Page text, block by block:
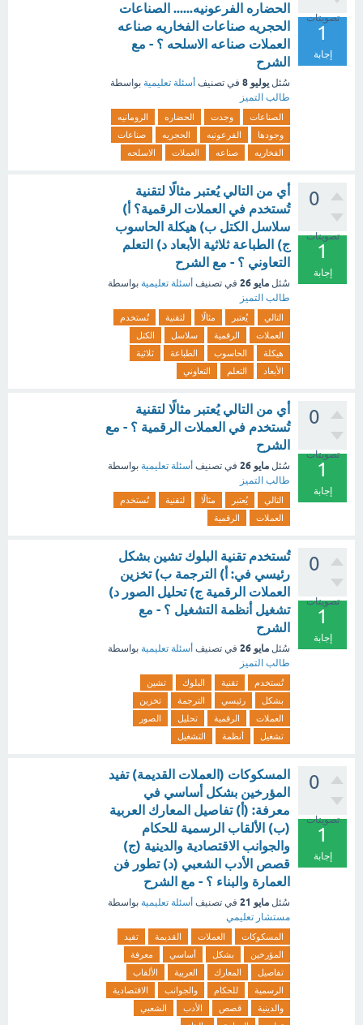
تصويتات
1
إجابة
الحضاره الفرعونيه...... الصناعات
الحجريه صناعات الفخاريه صناعه
العملات صناعه الاسلحه ؟ - مع
الشرح
سُئل يوليو 8 في تصنيف أسئلة تعليمية بواسطة
طالب التميز
الصناعات وجدت الحضاره
الرومانيه
وجودها
الفرعونيه الحجريه
صناعات
الفخاريه
صناعه العملات الاسلحه
0
تصويتات
1
إجابة
أي من التالي يُعتبر مثالًا لتقنية
تُستخدم في العملات الرقمية؟ أ)
سلاسل الكتل ب) هيكلة الحاسوب
ج) الطباعة ثلاثية الأبعاد د) التعلم
التعاوني ؟ - مع الشرح
سُئل مايو 26 في تصنيف أسئلة تعليمية بواسطة
طالب التميز
التالي يُعتبر مثالًا لتقنية
تُستخدم
العملات
الرقمية سلاسل
الكتل
هيكلة
الحاسوب الطباعة
ثلاثية
الأبعاد
التعلم التعاوني
0
تصويتات
1
إجابة
أي من التالي يُعتبر مثالًا لتقنية
تُستخدم في العملات الرقمية ؟ - مع
الشرح
سُئل مايو 26 في تصنيف أسئلة تعليمية بواسطة
طالب التميز
التالي يُعتبر مثالًا لتقنية
تُستخدم
العملات
الرقمية
0
تصويتات
1
إجابة
تُستخدم تقنية البلوك تشين بشكل
رئيسي في: أ) الترجمة ب) تخزين
العملات الرقمية ج) تحليل الصور د)
تشغيل أنظمة التشغيل ؟ - مع
الشرح
سُئل مايو 26 في تصنيف أسئلة تعليمية بواسطة
طالب التميز
تُستخدم تقنية البلوك
تشين
بشكل
رئيسي الترجمة
تخزين
العملات
الرقمية تحليل
الصور
تشغيل
أنظمة التشغيل
0
تصويتات
1
إجابة
المسكوكات (العملات القديمة) تفيد
المؤرخين بشكل أساسي في
معرفة: (أ) تفاصيل المعارك العربية
(ب) الألقاب الرسمية للحكام
والجوانب الاقتصادية والدينية (ج)
قصص الأدب الشعبي (د) تطور فن
العمارة والبناء ؟ - مع الشرح
سُئل مايو 21 في تصنيف أسئلة تعليمية بواسطة
مستشار تعليمي
المسكوكات العملات القديمة
تفيد
المؤرخين
بشكل أساسي
معرفة
تفاصيل
المعارك العربية
الألقاب
الرسمية
للحكام والجوانب
الاقتصادية
والدينية
قصص الأدب
الشعبي